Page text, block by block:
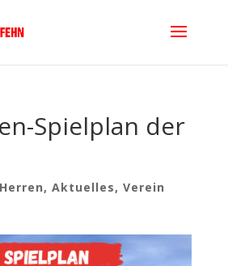
Spielplan der
, Aktuelles, Verein